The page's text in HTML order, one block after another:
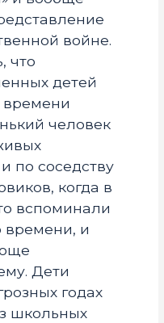
войне.
что
детей
времени
человек
по соседству
когда в
вспоминали
времени, и
Дети
годах
школьных